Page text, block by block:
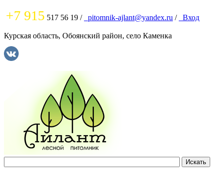
+7 915 517 56 19 / pitomnik-ajlant@yandex.ru / Вход
Курская область, Обоянский район, село Каменка